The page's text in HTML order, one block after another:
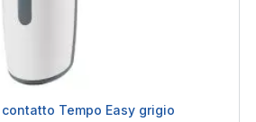
Tempo Easy grigio